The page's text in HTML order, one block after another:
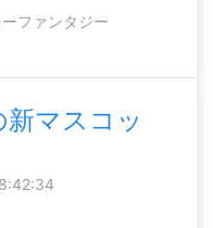
ファンタジー
新マスコッ